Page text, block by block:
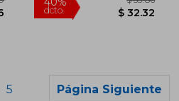
5 Página Siguiente